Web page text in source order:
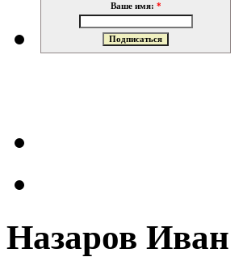
Ваше имя: *
Назаров Иван